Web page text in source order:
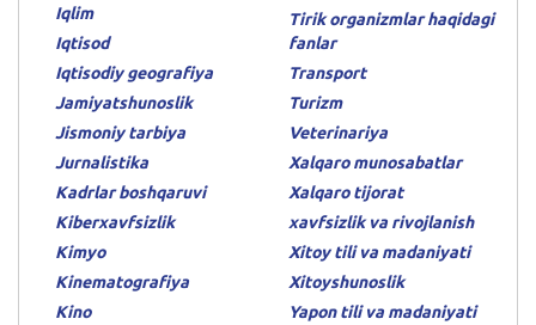
Iqlim
Iqtisod
Iqtisodiy geografiya
Jamiyatshunoslik
Jismoniy tarbiya
Jurnalistika
Kadrlar boshqaruvi
Kiberxavfsizlik
Kimyo
Kinematografiya
Kino
Tirik organizmlar haqidagi
fanlar
Transport
Turizm
Veterinariya
Xalqaro munosabatlar
Xalqaro tijorat
xavfsizlik va rivojlanish
Xitoy tili va madaniyati
Xitoyshunoslik
Yapon tili va madaniyati